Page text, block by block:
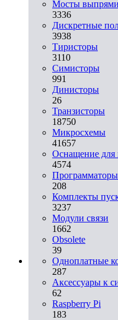
Мосты
3336
Дискретные
3938
Тиристоры
3110
Симисторы
991
Динисторы
26
Транзисторы
18750
Микросхемы
41657
Оснащение для
4574
208
Комплекты
3237
Модули связи
1662
Obsolete
39
Одноплатные
287
Аксессуары к
62
Raspberry Pi
183